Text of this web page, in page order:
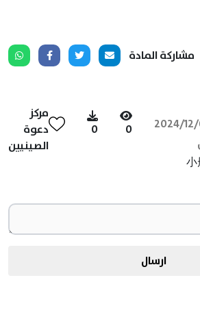
مشاركة المادة
2024/
0
0
مركز
دعوة
الصينيين
ارسال